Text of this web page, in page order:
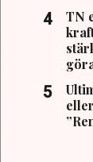
TN